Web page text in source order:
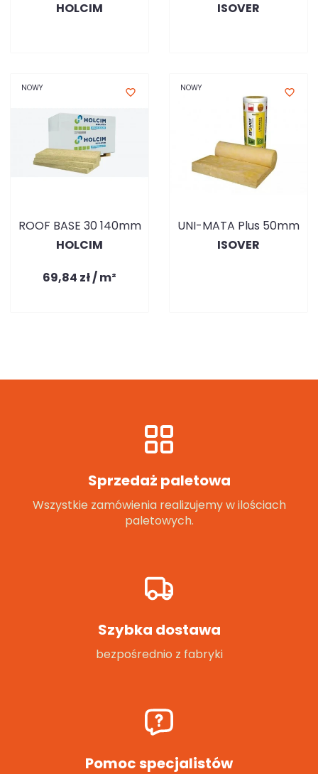
HOLCIM ISOVER
NOWY favorite_border
ROOF BASE 30 140mm
HOLCIM
69,84 zł / m²
NOWY favorite_border
UNI-MATA Plus 50mm
ISOVER
Sprzedaż paletowa
Wszystkie zamówienia realizujemy w ilościach
paletowych.
Szybka dostawa
bezpośrednio z fabryki
Pomoc specjalistów